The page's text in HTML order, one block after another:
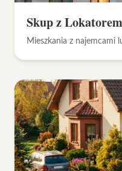
Skup z Lokatorem
Mieszkania z najemcami